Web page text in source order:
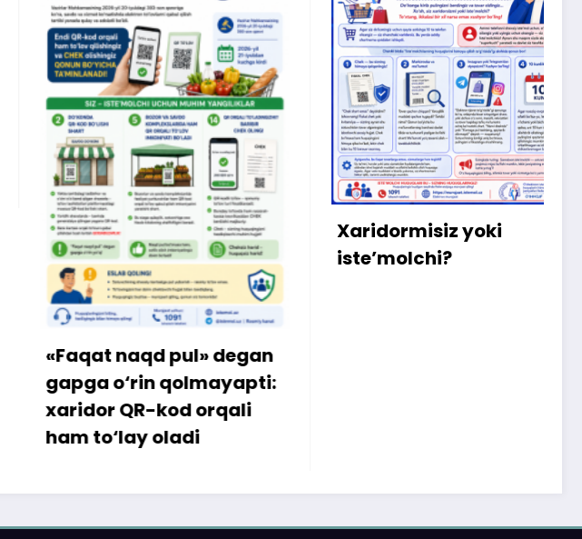
«Faqat naqd pul» degan
gapga o‘rin qolmayapti:
xaridor QR-kod orqali
ham to‘lay oladi
Xaridormisiz yoki
iste’molchi?